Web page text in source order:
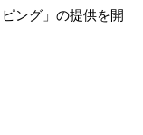
ング」の提供を開